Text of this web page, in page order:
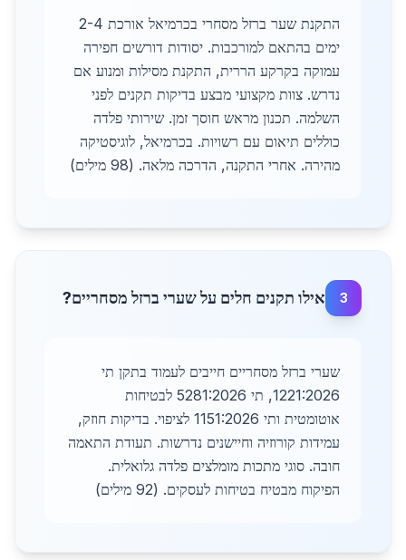
התקנת שער ברזל מסחרי בכרמיאל אורכת 2-4
ימים בהתאם למורכבות. יסודות דורשים חפירה
עמוקה בקרקע הררית, התקנת מסילות ומנוע אם
נדרש. צוות מקצועי מבצע בדיקות תקנים לפני
השלמה. תכנון מראש חוסך זמן. שירותי פלדה
כוללים תיאום עם רשויות. בכרמיאל, לוגיסטיקה
מהירה. אחרי התקנה, הדרכה מלאה. (98 מילים)
3 אילו תקנים חלים על שערי ברזל מסחריים?
שערי ברזל מסחריים חייבים לעמוד בתקן תי
1221:2026, תי 5281:2026 לבטיחות
אוטומטית ותי 1151:2026 לציפוי. בדיקות חוזק,
עמידות קורוזיה וחיישנים נדרשות. תעודת התאמה
חובה. סוגי מתכות מומלצים פלדה גלואלית.
הפיקוח מבטיח בטיחות לעסקים. (92 מילים)